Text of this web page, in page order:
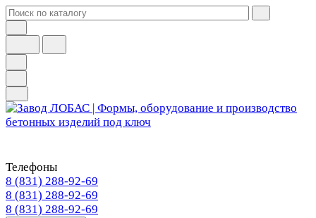
Телефоны
8 (831) 288-92-69
8 (831) 288-92-69
8 (831) 288-92-69